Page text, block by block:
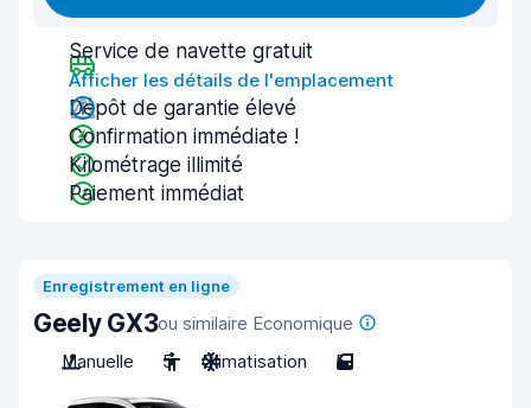
Service de navette gratuit
Afficher les détails de l'emplacement
Dépôt de garantie élevé
Confirmation immédiate !
Kilométrage illimité
Paiement immédiat
Enregistrement en ligne
Geely GX3ou similaire Economique
Manuelle
5 Climatisation 5